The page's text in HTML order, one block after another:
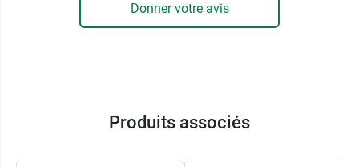
Donner votre avis
Produits associés